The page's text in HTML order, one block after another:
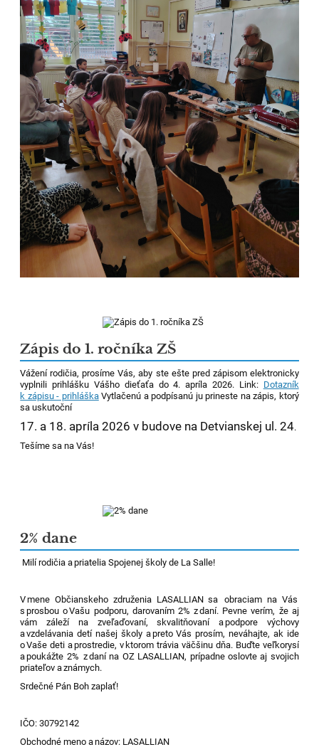
Zápis do 1. ročníka ZŠ
Vážení rodičia, prosíme Vás, aby ste ešte pred zápisom elektronicky
vyplnili prihlášku Vášho dieťaťa do 4. apríla 2026. Link: Dotazník
k zápisu - prihláškaVytlačenú a podpísanú ju prineste na zápis, ktorý
sa uskutoční
17. a 18. apríla 2026 v budove na Detvianskej ul. 24.
Tešíme sa na Vás!
2% dane
Milí rodičia a priatelia Spojenej školy de La Salle!
V mene Občianskeho združenia LASALLIAN sa obraciam na Vás
s prosbou o Vašu podporu, darovaním 2% z daní. Pevne verím, že aj
vám záleží na
zveľaďovaní, skvalitňovaní a podpore výchovy
a vzdelávania detí našej školy a preto Vás prosím, neváhajte, ak ide
o Vaše deti a prostredie, v ktorom trávia väčšinu dňa. Buďte veľkorysí
a poukážte 2% z daní na OZ LASALLIAN, prípadne oslovte aj svojich
priateľov a známych.
Srdečné Pán Boh zaplať!
IČO: 30792142
Obchodné meno a názov: LASALLIAN